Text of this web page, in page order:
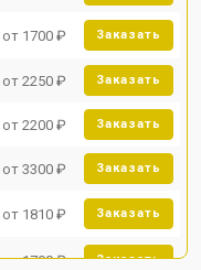
от 1700 ₽ Заказать
от 2250 ₽ Заказать
от 2200 ₽ Заказать
от 3300 ₽ Заказать
от 1810 ₽ Заказать
от 1700 ₽ Заказать